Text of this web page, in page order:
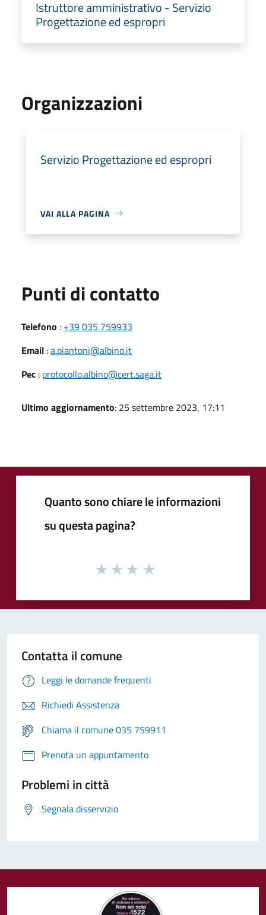
Istruttore amministrativo - Servizio
Progettazione ed espropri
Organizzazioni
Servizio Progettazione ed espropri
VAI ALLA PAGINA
Punti di contatto
Telefono : +39 035 759933
Email :a.piantoni@albino.it
Pec : protocollo.albino@cert.saga.it
Ultimo aggiornamento: 25 settembre 2023, 17:11
Quanto sono chiare le informazioni
su questa pagina?
Contatta il comune
Leggi le domande frequenti
Richiedi Assistenza
Chiama il comune 035 759911
Prenota un appuntamento
Problemi in città
Segnala disservizio